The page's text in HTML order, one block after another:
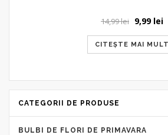
14,99lei Prețul
a
fost:
9,99 lei
CITEȘTE MAI MULT
CATEGORII DE PRODUSE
BULBI DE FLORI DE PRIMAVARA